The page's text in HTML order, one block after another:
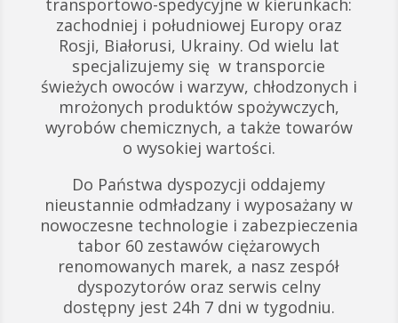
transportowo-spedycyjne w kierunkach:
zachodniej i południowej Europy oraz
Rosji, Białorusi, Ukrainy. Od wielu lat
specjalizujemy się w transporcie
świeżych owoców i warzyw, chłodzonych i
mrożonych produktów spożywczych,
wyrobów chemicznych, a także towarów
o wysokiej wartości.
Do Państwa dyspozycji oddajemy
nieustannie odmładzany i wyposażany w
nowoczesne technologie i zabezpieczenia
tabor 60 zestawów ciężarowych
renomowanych marek, a nasz zespół
dyspozytorów oraz serwis celny
dostępny jest 24h 7 dni w tygodniu.